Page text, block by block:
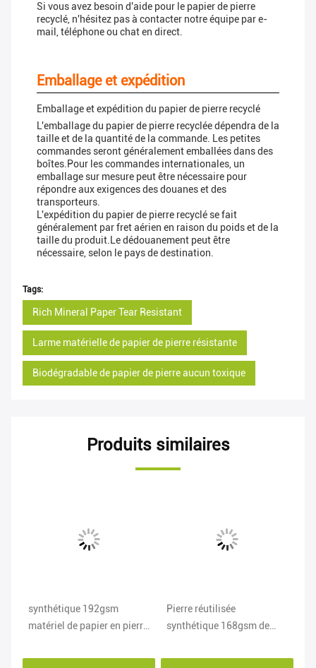
Si vous avez besoin d'aide pour le papier de pierre
recyclé, n'hésitez pas à contacter notre équipe par e-
mail, téléphone ou chat en direct.
Emballage et expédition
Emballage et expédition du papier de pierre recyclé
L'emballage du papier de pierre recyclée dépendra de la
taille et de la quantité de la commande. Les petites
commandes seront généralement emballées dans des
boîtes.Pour les commandes internationales, un
emballage sur mesure peut être nécessaire pour
répondre aux exigences des douanes et des
transporteurs.
L'expédition du papier de pierre recyclé se fait
généralement par fret aérien en raison du poids et de la
taille du produit.Le dédouanement peut être
nécessaire, selon le pays de destination.
Tags:
Rich Mineral Paper Tear Resistant
Larme matérielle de papier de pierre résistante
Biodégradable de papier de pierre aucun toxique
Produits similaires
synthétique 192gsm
matériel de papier en pierre
d'épaisseur
Pierre réutilisée
synthétique 168gsm de
peinture de livre